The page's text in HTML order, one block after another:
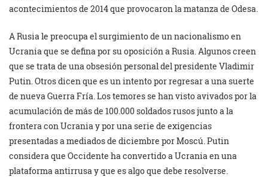
acontecimientos de 2014 que provocaron la matanza de Odesa.
A Rusia le preocupa el surgimiento de un nacionalismo en
Ucrania que se defina por su oposición a Rusia. Algunos creen
que se trata de una obsesión personal del presidente Vladimir
Putin. Otros dicen que es un intento por regresar a una suerte
de nueva Guerra Fría. Los temores se han visto avivados por la
acumulación de más de 100.000 soldados rusos junto a la
frontera con Ucrania y por una serie de exigencias
presentadas a mediados de diciembre por Moscú. Putin
considera que Occidente ha convertido a Ucrania en una
plataforma antirrusa y que es algo que debe resolverse.